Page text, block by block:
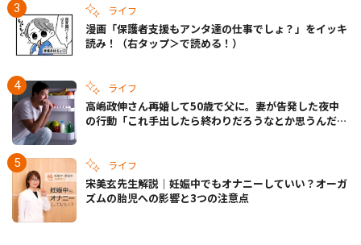
ライフ
漫画「保護者支援もアンタ達の仕事でしょ？」をイッキ
読み！（右タップ＞で読める！）
ライフ
高嶋政伸さん再婚して50歳で父に。妻が告発した夜中
の行動「これ手出したら終わりだろうなとか思うんだけ
ライフ
宋美玄先生解説｜妊娠中でもオナニーしていい？オーガ
ズムの胎児への影響と3つの注意点